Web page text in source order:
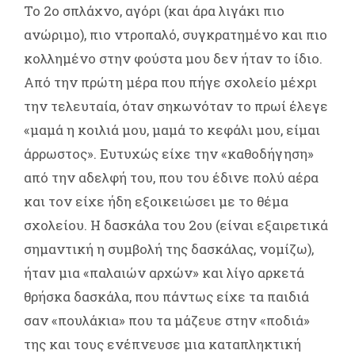
Το 2ο σπλάχνο, αγόρι (και άρα λιγάκι πιο
ανώριμο), πιο ντροπαλό, συγκρατημένο και πιο
κολλημένο στην φούστα μου δεν ήταν το ίδιο.
Από την πρώτη μέρα που πήγε σχολείο μέχρι
την τελευταία, όταν σηκωνόταν το πρωί έλεγε
«μαμά η κοιλιά μου, μαμά το κεφάλι μου, είμαι
άρρωστος». Ευτυχώς είχε την «καθοδήγηση»
από την αδελφή του, που του έδινε πολύ αέρα
και τον είχε ήδη εξοικειώσει με το θέμα
σχολείου. Η δασκάλα του 2ου (είναι εξαιρετικά
σημαντική η συμβολή της δασκάλας, νομίζω),
ήταν μια «παλαιών αρχών» και λίγο αρκετά
θρήσκα δασκάλα, που πάντως είχε τα παιδιά
σαν «πουλάκια» που τα μάζευε στην «ποδιά»
της και τους ενέπνευσε μια καταπληκτική